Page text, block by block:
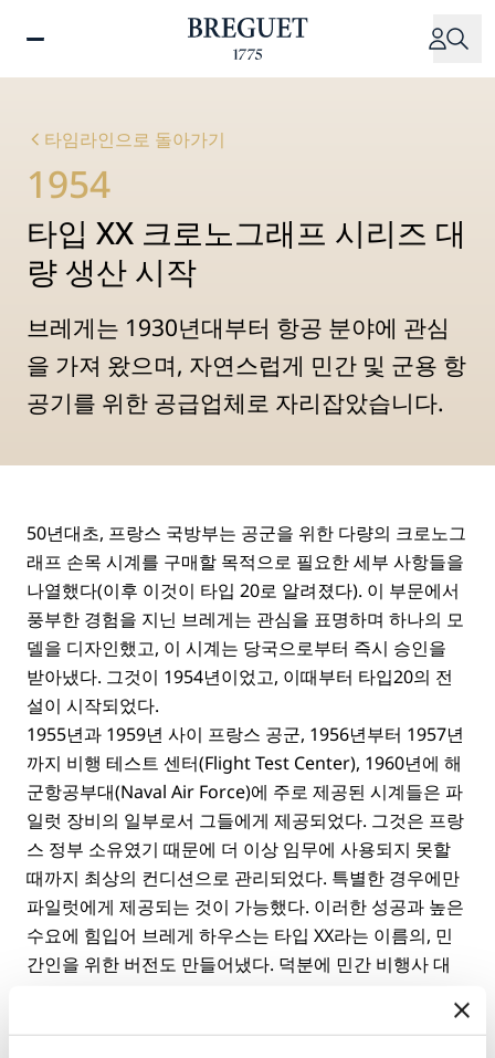
타임라인으로 돌아가기
1954
타입 XX 크로노그래프 시리즈 대
량 생산 시작
브레게는 1930년대부터 항공 분야에 관심
을 가져 왔으며, 자연스럽게 민간 및 군용 항
공기를 위한 공급업체로 자리잡았습니다.
50년대초, 프랑스 국방부는 공군을 위한 다량의 크로노그
래프 손목 시계를 구매할 목적으로 필요한 세부 사항들을
나열했다(이후 이것이 타입 20로 알려졌다). 이 부문에서
풍부한 경험을 지닌 브레게는 관심을 표명하며 하나의 모
델을 디자인했고, 이 시계는 당국으로부터 즉시 승인을
받아냈다. 그것이 1954년이었고, 이때부터 타입20의 전
설이 시작되었다.
1955년과 1959년 사이 프랑스 공군, 1956년부터 1957년
까지 비행 테스트 센터(Flight Test Center), 1960년에 해
군항공부대(Naval Air Force)에 주로 제공된 시계들은 파
일럿 장비의 일부로서 그들에게 제공되었다. 그것은 프랑
스 정부 소유였기 때문에 더 이상 임무에 사용되지 못할
때까지 최상의 컨디션으로 관리되었다. 특별한 경우에만
파일럿에게 제공되는 것이 가능했다. 이러한 성공과 높은
수요에 힘입어 브레게 하우스는 타입 XX라는 이름의, 민
간인을 위한 버전도 만들어냈다. 덕분에 민간 비행사 대